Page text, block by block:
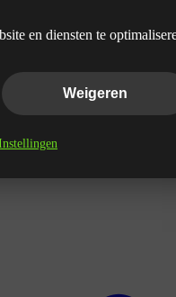
en diensten te
Weigeren